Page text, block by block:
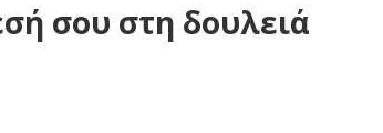
σου στη δουλειά